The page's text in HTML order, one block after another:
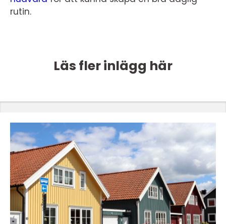
rutin.
Läs fler inlägg här